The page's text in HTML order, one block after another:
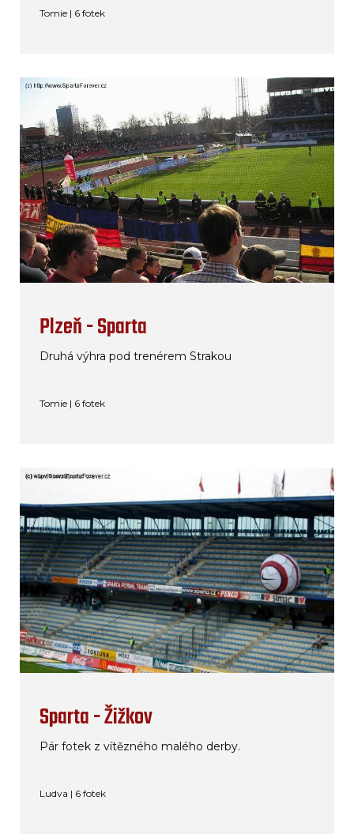
Tomie | 6 fotek
Plzeň - Sparta
Druhá výhra pod trenérem Strakou
Tomie | 6 fotek
Sparta - Žižkov
Pár fotek z vítězného malého derby.
Ludva | 6 fotek